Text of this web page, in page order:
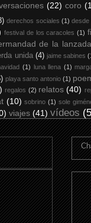
(22) coro
derechos sociales (1) desde
festival de los caracoles (1)
de la lanzada
unida (4) jaime sabines
(1) luna llena (1)
playa santo antonio (1)
regalos (2) relatos (40)
(10) sobrino (1) sole
viajes (41) vídeos